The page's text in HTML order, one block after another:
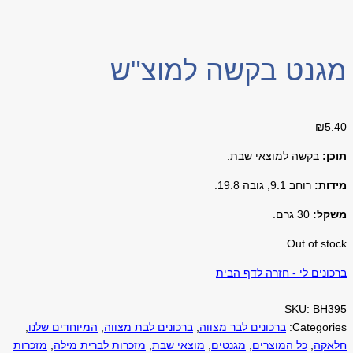
מגנט בקשה למוצ"ש
₪5.40
תוכן: בקשה למוצאי שבת
מידות: רוחב 9.1, גובה 19.8.
משקל: 30 גרם.
Out of stock
ברכונים לי - חזרה לדף הבית
SKU: BH395
Categories: ברכונים לבר מצווה ברכונים לבת מצווה המיוחדים שלנו
חלאקה כל המוצרים מגנטים מוצאי שבת מזכרות לברית מילה מזכרות